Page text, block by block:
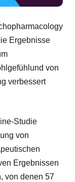
Ergebnisse
von
verbessert
Studie
von
Ergebnissen
von denen 57